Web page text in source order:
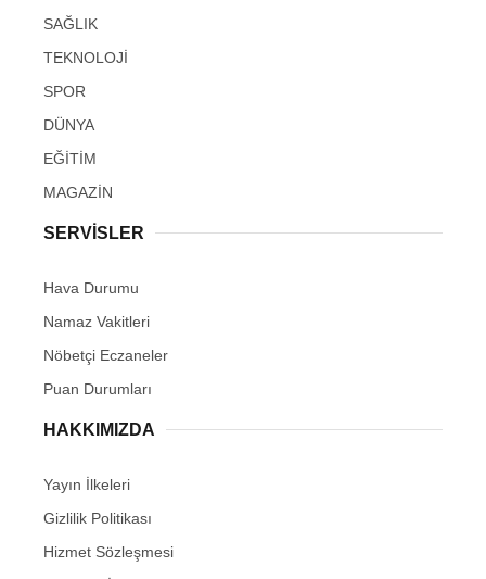
SAĞLIK
TEKNOLOJİ
SPOR
DÜNYA
EĞİTİM
MAGAZİN
SERVİSLER
Hava Durumu
Namaz Vakitleri
Nöbetçi Eczaneler
Puan Durumları
HAKKIMIZDA
Yayın İlkeleri
Gizlilik Politikası
Hizmet Sözleşmesi